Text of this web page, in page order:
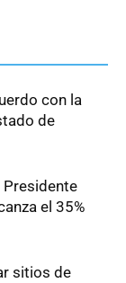
con la
de
el 35%
sitios de